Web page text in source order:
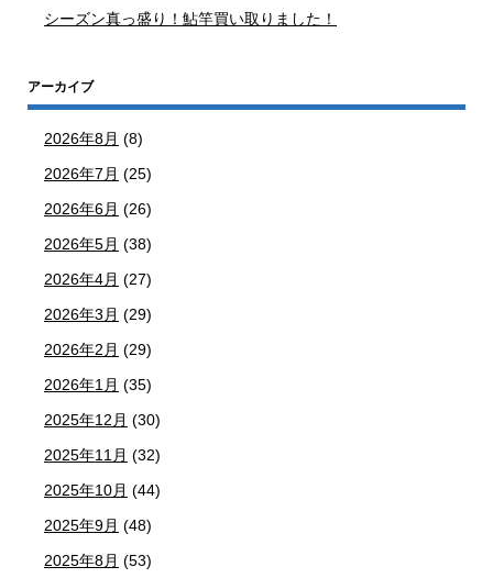
シーズン真っ盛り！鮎竿買い取りました！
アーカイブ
2026年8月 (8)
2026年7月 (25)
2026年6月 (26)
2026年5月 (38)
2026年4月 (27)
2026年3月 (29)
2026年2月 (29)
2026年1月 (35)
2025年12月 (30)
2025年11月 (32)
2025年10月 (44)
2025年9月 (48)
2025年8月 (53)